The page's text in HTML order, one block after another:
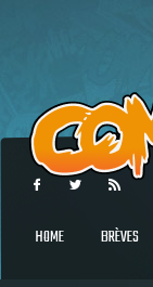
HOME BRÈVES